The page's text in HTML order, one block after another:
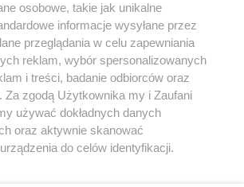
w Montrealu. Hubert
rywala w trzeciej
osobowe, takie jak unikalne
informacje wysyłane przez
przeglądania w celu zapewniania
reklam, wybór spersonalizowanych
i treści, badanie odbiorców oraz
Za zgodą Użytkownika my i Zaufani
używać dokładnych danych
oraz aktywnie skanować
do celów identyfikacji.